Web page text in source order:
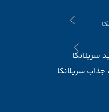
سریلانکا
جذاب سریلانکا